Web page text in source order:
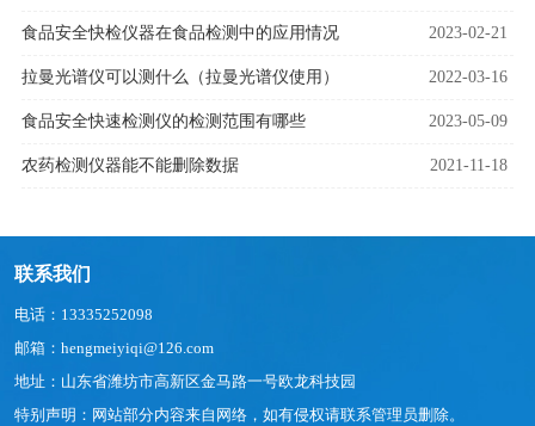
食品安全快检仪器在食品检测中的应用情况 2023-02-21
拉曼光谱仪可以测什么（拉曼光谱仪使用） 2022-03-16
食品安全快速检测仪的检测范围有哪些 2023-05-09
农药检测仪器能不能删除数据 2021-11-18
联系我们
电话：13335252098
邮箱：hengmeiyiqi@126.com
地址：山东省潍坊市高新区金马路一号欧龙科技园
特别声明：网站部分内容来自网络，如有侵权请联系管理员删除。